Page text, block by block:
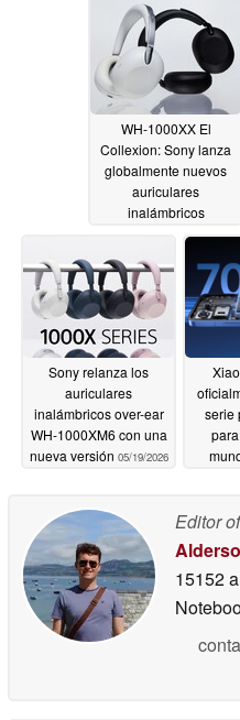
WH-1000XX El
Collexion: Sony lanza
globalmente nuevos
auriculares
inalámbricos
05/20/2026
Sony relanza los
auriculares
inalámbricos over-ear
WH-1000XM6 con una
nueva versión 05/19/2026
serie
Editor
15152